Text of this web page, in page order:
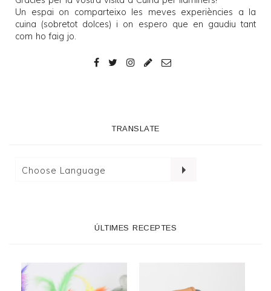
Un espai on comparteixo les meves experiències a la
cuina (sobretot dolces) i on espero que en gaudiu tant
com ho faig jo.
TRANSLATE
ÚLTIMES RECEPTES